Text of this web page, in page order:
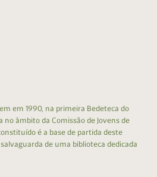
em 1990, na primeira Bedeteca do
no âmbito da Comissão de Jovens de
é a base de partida deste
de uma biblioteca dedicada